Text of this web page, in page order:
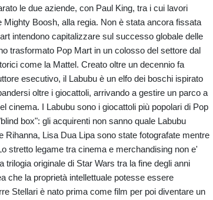
le due aziende, con Paul King, tra i cui lavori
Boosh, alla regia. Non è stata ancora fissata
intendono capitalizzare sul successo globale delle
trasformato Pop Mart in un colosso del settore dal
come la Mattel. Creato oltre un decennio fa
esecutivo, il Labubu è un elfo dei boschi ispirato
oltre i giocattoli, arrivando a gestire un parco a
cinema. I Labubu sono i giocattoli più popolari di Pop
box": gli acquirenti non sanno quale Labubu
Lisa Dua Lipa sono state fotografate mentre
stretto legame tra cinema e merchandising non e'
originale di Star Wars tra la fine degli anni
che la proprietà intellettuale potesse essere
Stellari è nato prima come film per poi diventare un